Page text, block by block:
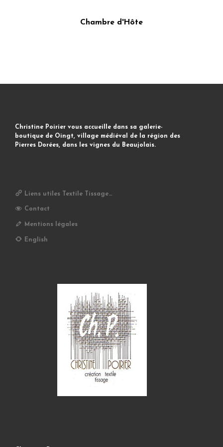
Chambre d'Hôte
Christine Poirier vous accueille dans sa galerie-
boutique de Oingt, village médiéval de la région des
Pierres Dorées, dans les vignes du Beaujolais.
Liens utiles Textile Tissage…
Contact
Mentions légales
English